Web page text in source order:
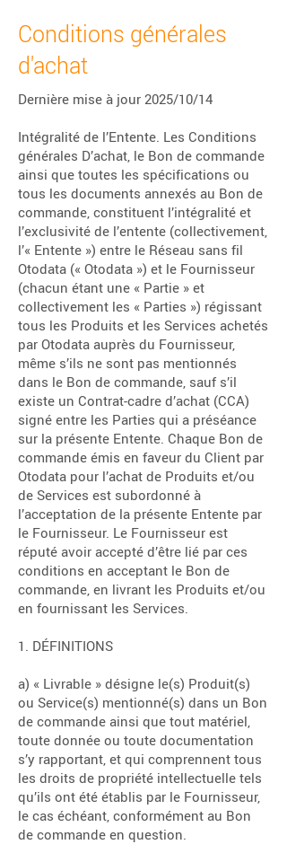
Conditions générales
d'achat​
Dernière mise à jour 2025/10/14
Intégralité de l’Entente. Les Conditions
générales D’achat, le Bon de commande
ainsi que toutes les spécifications ou
tous les documents annexés au Bon de
commande, constituent l’intégralité et
l’exclusivité de l’entente (collectivement,
l’« Entente ») entre le Réseau sans fil
Otodata (« Otodata ») et le Fournisseur
(chacun étant une « Partie » et
collectivement les « Parties ») régissant
tous les Produits et les Services achetés
par Otodata auprès du Fournisseur,
même s’ils ne sont pas mentionnés
dans le Bon de commande, sauf s’il
existe un Contrat-cadre d’achat (CCA)
signé entre les Parties qui a préséance
sur la présente Entente. Chaque Bon de
commande émis en faveur du Client par
Otodata pour l’achat de Produits et/ou
de Services est subordonné à
l’acceptation de la présente Entente par
le Fournisseur. Le Fournisseur est
réputé avoir accepté d’être lié par ces
conditions en acceptant le Bon de
commande, en livrant les Produits et/ou
en fournissant les Services.
1. DÉFINITIONS
a) « Livrable » désigne le(s) Produit(s)
ou Service(s) mentionné(s) dans un Bon
de commande ainsi que tout matériel,
toute donnée ou toute documentation
s’y rapportant, et qui comprennent tous
les droits de propriété intellectuelle tels
qu’ils ont été établis par le Fournisseur,
le cas échéant, conformément au Bon
de commande en question.